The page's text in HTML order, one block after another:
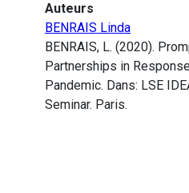
Auteurs
BENRAIS Linda
BENRAIS, L. (2020).
Partnerships in
Pandemic. Dans: LSE
Seminar. Paris.